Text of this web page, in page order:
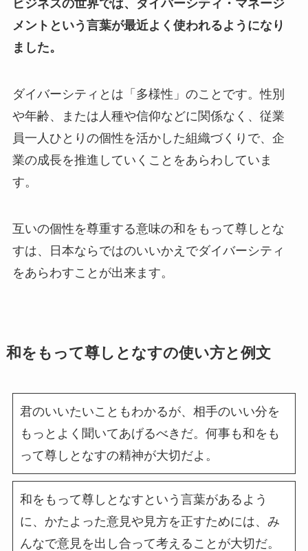
ビジネスの世界では、ダイバーシティ・マネージ
メントという言葉が最近よく使われるようになり
ました。
ダイバーシティとは「多様性」のことです。性別
や年齢、または人種や信仰などに関係なく、従業
員一人ひとりの個性を活かした組織づくりで、企
業の成長を推進していくことをあらわしていま
す。
互いの個性を尊重する意味の和をもって尊しとな
すは、日本ならではのいいかえでダイバーシティ
をあらわすことが出来ます。
和をもって尊しとなすの使い方と例文
君のいいたいこともわかるが、相手のいい分を
もっとよく聞いてあげるべきだ。何事も和をも
って尊しとなすの精神が大切だよ。
和をもって尊しとなすという言葉があるよう
に、かたよった意見や見方を正すためには、み
んなで意見を出し合って考えることが大切だ。